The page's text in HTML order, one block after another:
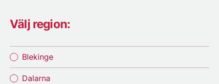
Välj region:
Blekinge
Dalarna